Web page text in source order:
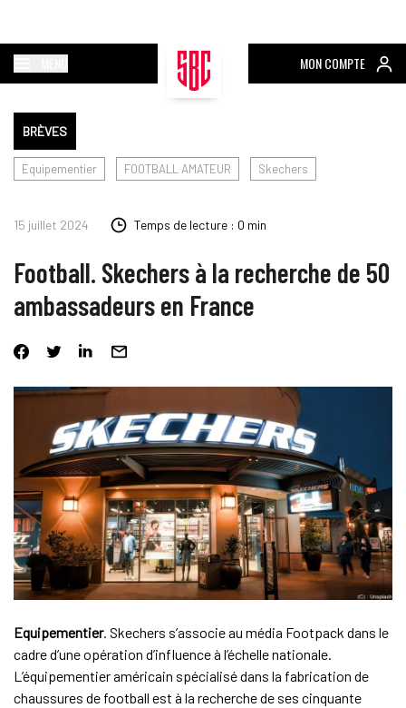
MON COMPTE
BRÈVES
Equipementier FOOTBALL AMATEUR Skechers
15 juillet 2024 Temps de lecture : 0 min
Football. Skechers à la recherche de 50
ambassadeurs en France
Equipementier. Skechers s’associe au média Footpack dans le
cadre d’une opération d’influence à l’échelle nationale.
L’équipementier américain spécialisé dans la fabrication de
chaussures de football est à la recherche de ses cinquante